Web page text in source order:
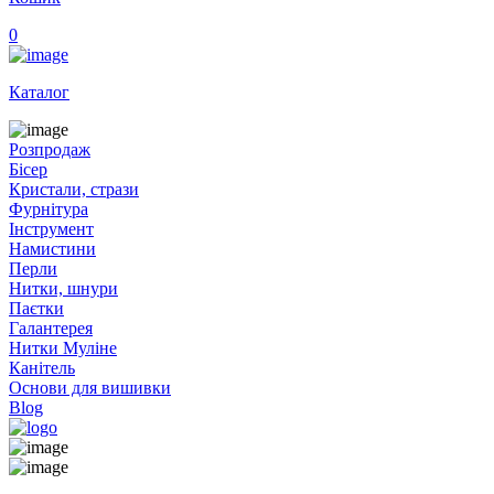
0
Каталог
Розпродаж
Бісер
Кристали, стрази
Фурнітура
Інструмент
Намистини
Перли
Нитки, шнури
Паєтки
Галантерея
Нитки Муліне
Канітель
Основи для вишивки
Blog